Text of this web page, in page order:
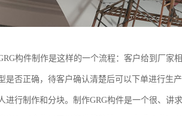
构件制作是这样的一个流程：客户给到厂家
是否正确，待客户确认清楚后可以下单进行生
进行制作和分块。制作GRG构件是一个很、讲